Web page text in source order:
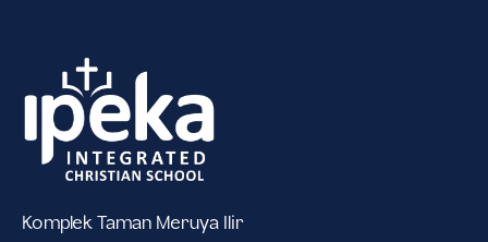
Komplek Taman Meruya Ilir